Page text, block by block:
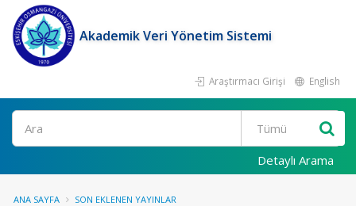
Akademik Veri Yönetim Sistemi
Araştırmacı Girişi English
Ara
Detaylı Arama
ANA SAYFA SON EKLENEN YAYINLAR